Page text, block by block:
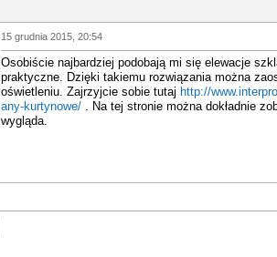
15 grudnia 2015, 20:54
Osobiście najbardziej podobają mi się elewacje
praktyczne. Dzięki takiemu rozwiązania można
oświetleniu. Zajrzyjcie sobie tutaj http://
any-kurtynowe/ . Na tej stronie można dokładnie
wygląda.